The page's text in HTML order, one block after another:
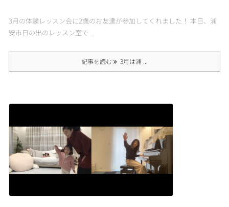
3月の体験レッスン会に2歳のお友達が参加してくれました！ 本日、浦
安市日の出のレッスン室で ...
記事を読む 3月は浦 ...